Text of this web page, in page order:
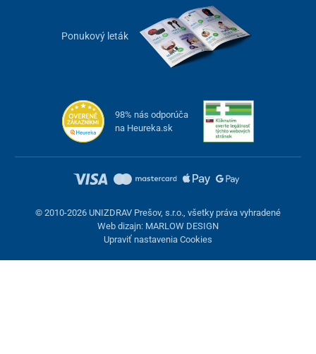
Ponukový leták
98% nás odporúča
na Heureka.sk
© 2010-2026 UNIZDRAV Prešov, s.r.o., všetky práva vyhradené
Web dizajn: MARLOW DESIGN
Upraviť nastavenia Cookies